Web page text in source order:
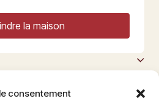
consentement
la maison